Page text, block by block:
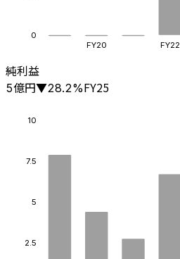
0
FY20 FY22
純利益
5億円▼28.2%FY25
2.5
5
7.5
10